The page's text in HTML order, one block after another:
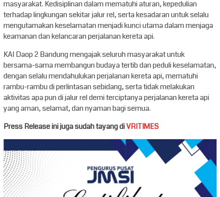
masyarakat. Kedisiplinan dalam mematuhi aturan, kepedulian
terhadap lingkungan sekitar jalur rel, serta kesadaran untuk selalu
mengutamakan keselamatan menjadi kunci utama dalam menjaga
keamanan dan kelancaran perjalanan kereta api.
KAI Daop 2 Bandung mengajak seluruh masyarakat untuk
bersama-sama membangun budaya tertib dan peduli keselamatan,
dengan selalu mendahulukan perjalanan kereta api, mematuhi
rambu-rambu di perlintasan sebidang, serta tidak melakukan
aktivitas apa pun di jalur rel demi terciptanya perjalanan kereta api
yang aman, selamat, dan nyaman bagi semua.
Press Release ini juga sudah tayang diVRITIMES